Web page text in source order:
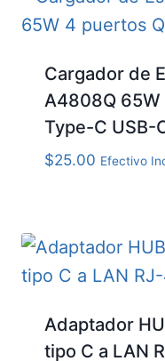
Cargador de
A4808Q
Type-C USB-
$25.00 Efectivo
Adaptador
tipo C a LAN